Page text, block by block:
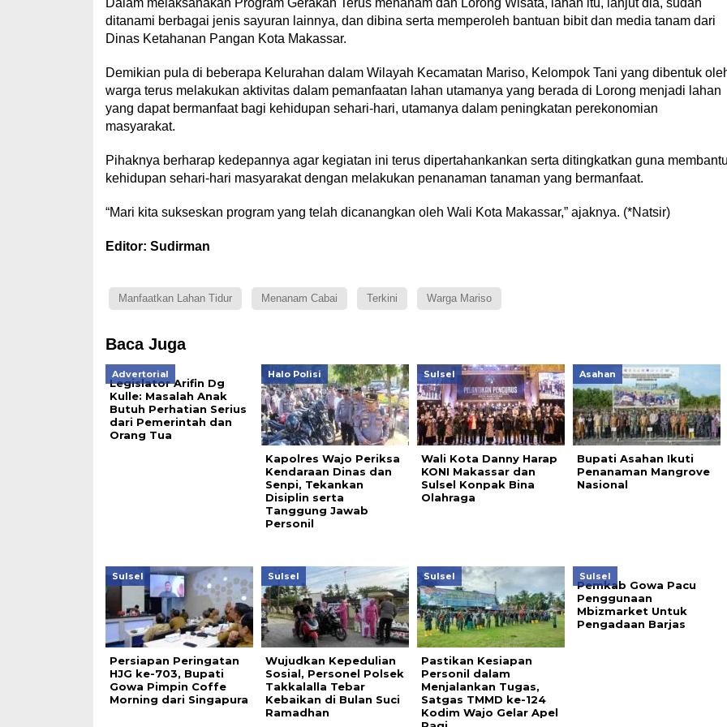
ditanami berbagai jenis sayuran lainnya, dan dibina serta memperoleh bantuan bibit dan media tanam dari
Dinas Ketahanan Pangan Kota Makassar.
Demikian pula di beberapa Kelurahan dalam Wilayah Kecamatan Mariso, Kelompok Tani yang dibentuk
warga terus melakukan aktivitas dalam pemanfaatan lahan utamanya yang berada di Lorong menjadi lahan
yang dapat bermanfaat bagi kehidupan sehari-hari, utamanya dalam peningkatan perekonomian
masyarakat.
Pihaknya berharap kedepannya agar kegiatan ini terus dipertahankankan serta ditingkatkan guna
kehidupan sehari-hari masyarakat dengan melakukan penanaman tanaman yang bermanfaat.
“Mari kita sukseskan program yang telah dicanangkan oleh Wali Kota Makassar,” ajaknya. (*Natsir)
Editor: Sudirman
Manfaatkan Lahan Tidur Menanam Cabai Terkini Warga Mariso
Baca Juga
Advertorial
Legislator Arifin Dg
Kulle: Masalah Anak
Butuh Perhatian Serius
dari Pemerintah dan
Orang Tua
Halo Polisi
Kapolres Wajo Periksa
Kendaraan Dinas dan
Senpi, Tekankan
Disiplin serta
Tanggung Jawab
Personil
Sulsel
Wali Kota Danny Harap
KONI Makassar dan
Sulsel Konpak Bina
Olahraga
Asahan
Bupati Asahan Ikuti
Penanaman Mangrove
Nasional
Sulsel
Persiapan Peringatan
HJG ke-703, Bupati
Gowa Pimpin Coffe
Morning dari Singapura
Sulsel
Wujudkan Kepedulian
Sosial, Personel Polsek
Takkalalla Tebar
Kebaikan di Bulan Suci
Ramadhan
Sulsel
Pastikan Kesiapan
Personil dalam
Menjalankan Tugas,
Satgas TMMD ke-124
Kodim Wajo Gelar Apel
Sulsel
Pemkab Gowa Pacu
Penggunaan
Mbizmarket Untuk
Pengadaan Barjas